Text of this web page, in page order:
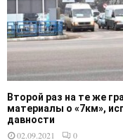
Второй раз на те же
материалы о «7км»,
давности
02.09.2021
0